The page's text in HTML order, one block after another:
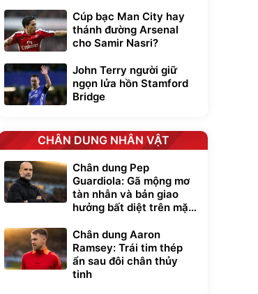
Cúp bạc Man City hay
thánh đường Arsenal
cho Samir Nasri?
John Terry người giữ
ngọn lửa hồn Stamford
Bridge
CHÂN DUNG NHÂN VẬT
Chân dung Pep
Guardiola: Gã mộng mơ
tàn nhẫn và bản giao
hưởng bất diệt trên mặt
Chân dung Aaron
Ramsey: Trái tim thép
ẩn sau đôi chân thủy
tinh